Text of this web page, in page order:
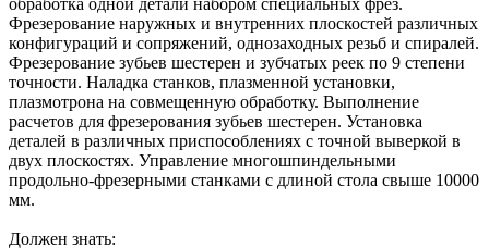
обработка одной детали набором специальных фрез.
Фрезерование наружных и внутренних плоскостей различных
конфигураций и сопряжений, однозаходных резьб и спиралей.
Фрезерование зубьев шестерен и зубчатых реек по 9 степени
точности. Наладка станков, плазменной установки,
плазмотрона на совмещенную обработку. Выполнение
расчетов для фрезерования зубьев шестерен. Установка
деталей в различных приспособлениях с точной выверкой в
двух плоскостях. Управление многошпиндельными
продольно-фрезерными станками с длиной стола свыше 10000
мм.
Должен знать: